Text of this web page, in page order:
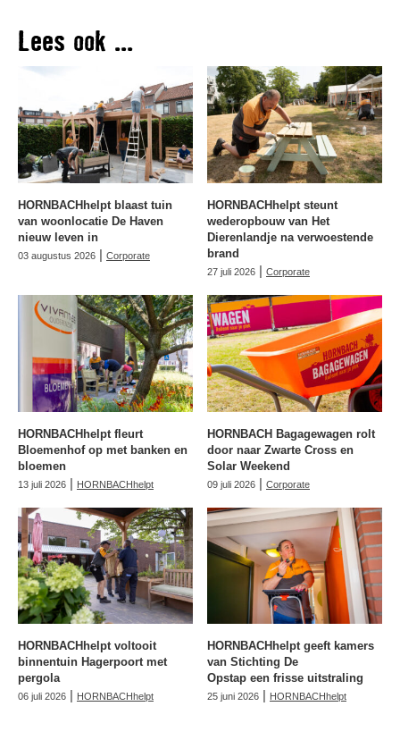
Lees ook ...
HORNBACHhelpt blaast tuin
van woonlocatie De Haven
nieuw leven in
03 augustus 2026 | Corporate
HORNBACHhelpt steunt
wederopbouw van Het
Dierenlandje na verwoestende
brand
27 juli 2026 | Corporate
HORNBACHhelpt fleurt
Bloemenhof op met banken en
bloemen
13 juli 2026 | HORNBACHhelpt
HORNBACH Bagagewagen rolt
door naar Zwarte Cross en
Solar Weekend
09 juli 2026 | Corporate
HORNBACHhelpt voltooit
binnentuin Hagerpoort met
pergola
06 juli 2026 | HORNBACHhelpt
HORNBACHhelpt geeft kamers
van Stichting De
Opstap een frisse uitstraling
25 juni 2026 | HORNBACHhelpt